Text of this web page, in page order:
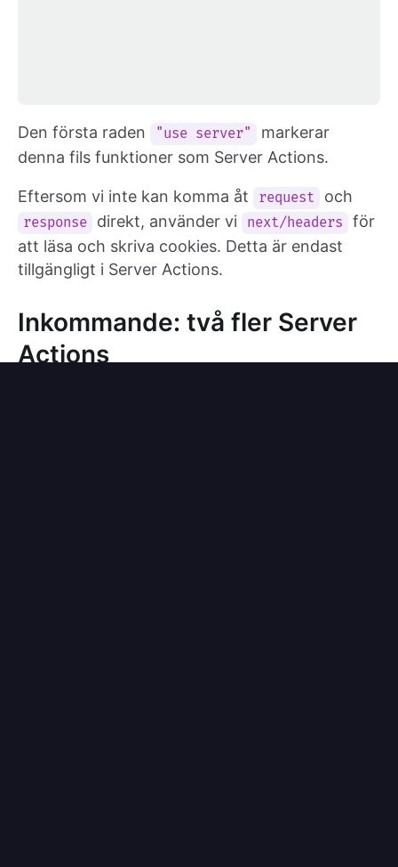
Den första raden "use server"
markerar
denna fils funktioner som Server Actions.
Eftersom vi inte kan komma åt request och
response direkt, använder vi next/headers
för
att läsa och skriva cookies. Detta är endast
tillgängligt i Server Actions.
Inkommande: två fler Server
Actions